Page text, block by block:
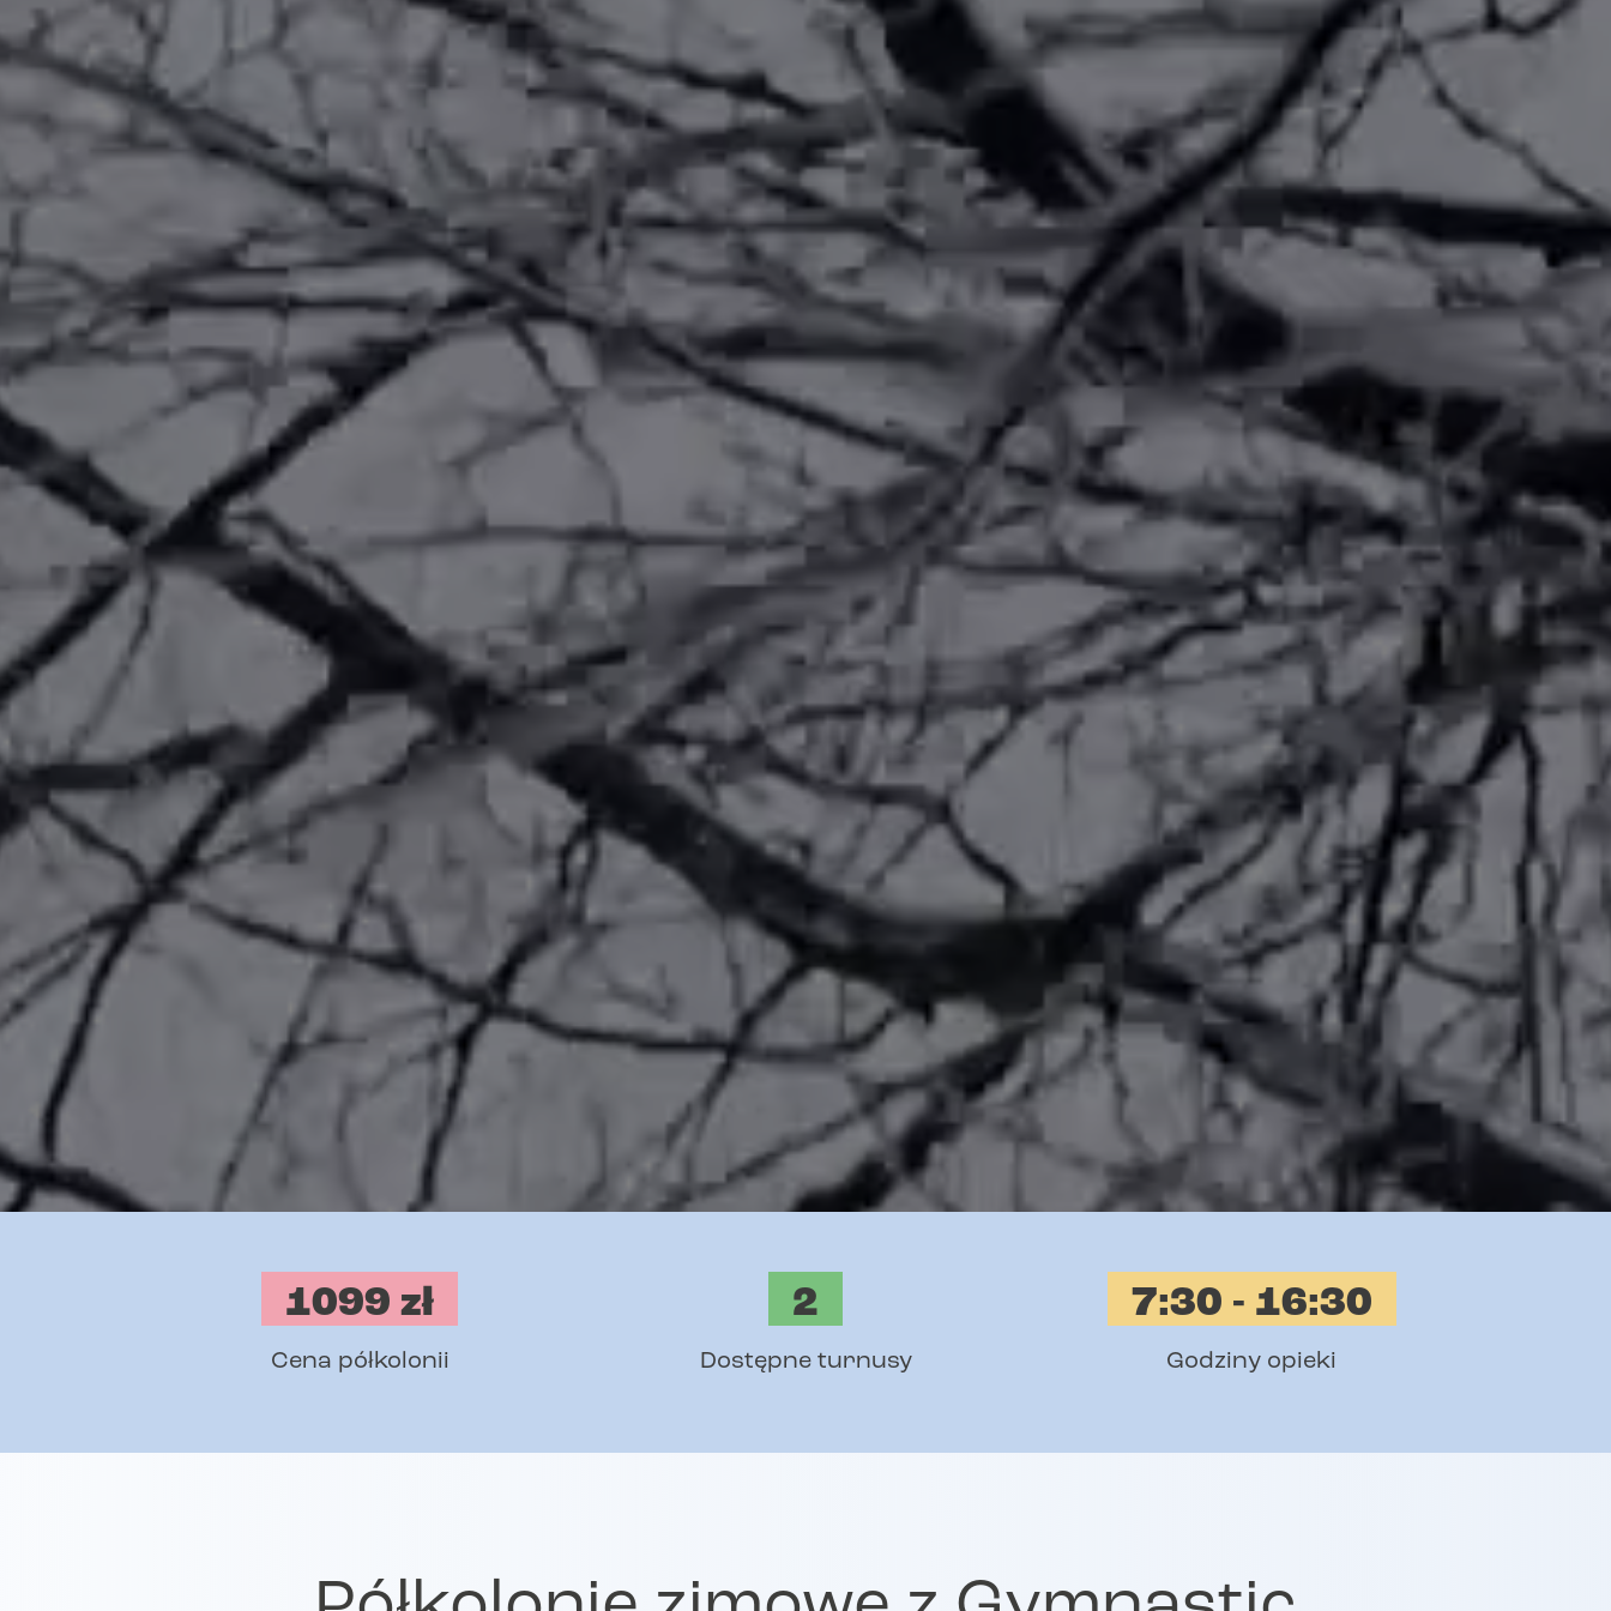
1099 zł
Cena półkolonii
2
Dostępne turnusy
7:30 - 16:30
Godziny opieki